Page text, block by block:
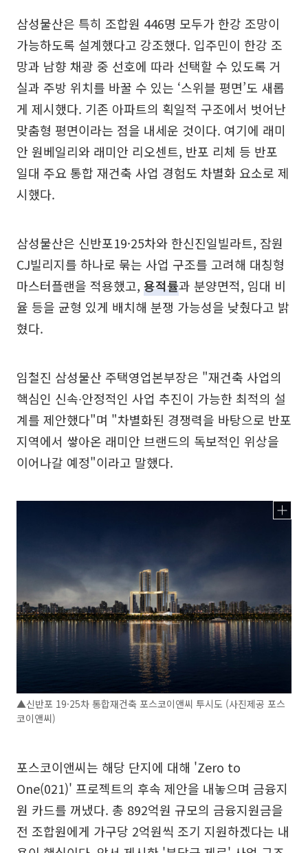
삼성물산은 특히 조합원 446명 모두가 한강 조망이
가능하도록 설계했다고 강조했다. 입주민이 한강 조
망과 남향 채광 중 선호에 따라 선택할 수 있도록 거
실과 주방 위치를 바꿀 수 있는 ‘스위블 평면’도 새롭
게 제시했다. 기존 아파트의 획일적 구조에서 벗어난
맞춤형 평면이라는 점을 내세운 것이다. 여기에 래미
안 원베일리와 래미안 리오센트, 반포 리체 등 반포
일대 주요 통합 재건축 사업 경험도 차별화 요소로 제
시했다.
삼성물산은 신반포19·25차와 한신진일빌라트, 잠원
CJ빌리지를 하나로 묶는 사업 구조를 고려해 대칭형
마스터플랜을 적용했고, 용적률과 분양면적, 임대 비
율 등을 균형 있게 배치해 분쟁 가능성을 낮췄다고 밝
혔다.
임철진 삼성물산 주택영업본부장은 "재건축 사업의
핵심인 신속∙안정적인 사업 추진이 가능한 최적의 설
계를 제안했다"며 "차별화된 경쟁력을 바탕으로 반포
지역에서 쌓아온 래미안 브랜드의 독보적인 위상을
이어나갈 예정"이라고 말했다.
▲신반포 19·25차 통합재건축 포스코이앤씨 투시도 (사진제공 포스
코이앤씨)
포스코이앤씨는 해당 단지에 대해 'Zero to
One(021)' 프로젝트의 후속 제안을 내놓으며 금융지
원 카드를 꺼냈다. 총 892억원 규모의 금융지원금을
전 조합원에게 가구당 2억원씩 조기 지원하겠다는 내